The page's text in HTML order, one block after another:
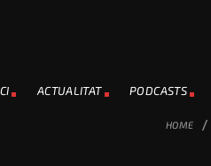
ACTUALITAT PODCASTS
HOME /